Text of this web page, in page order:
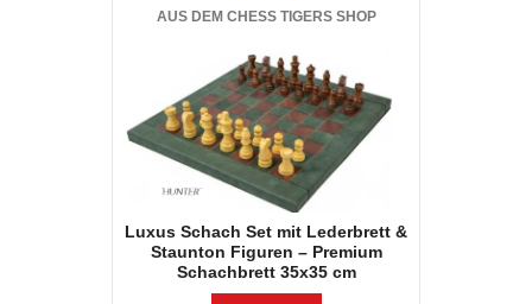
AUS DEM CHESS TIGERS SHOP
Luxus Schach Set mit Lederbrett &
Staunton Figuren – Premium
Schachbrett 35x35 cm